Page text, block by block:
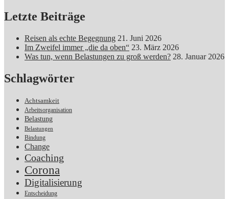
Letzte Beiträge
Reisen als echte Begegnung 21. Juni 2026
Im Zweifel immer „die da oben“ 23. März 2026
Was tun, wenn Belastungen zu groß werden? 28. Januar 2026
Schlagwörter
Achtsamkeit
Arbeitsorganisation
Belastung
Belastungen
Bindung
Change
Coaching
Corona
Digitalisierung
Entscheidung